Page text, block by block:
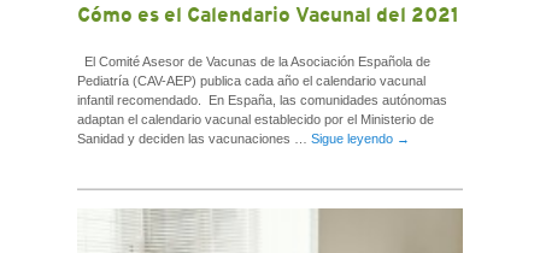
Cómo es el Calendario Vacunal del 2021
El Comité Asesor de Vacunas de la Asociación Española de
Pediatría (CAV-AEP) publica cada año el calendario vacunal
infantil recomendado. En España, las comunidades autónomas
adaptan el calendario vacunal establecido por el Ministerio de
Sanidad y deciden las vacunaciones … Sigue leyendo →